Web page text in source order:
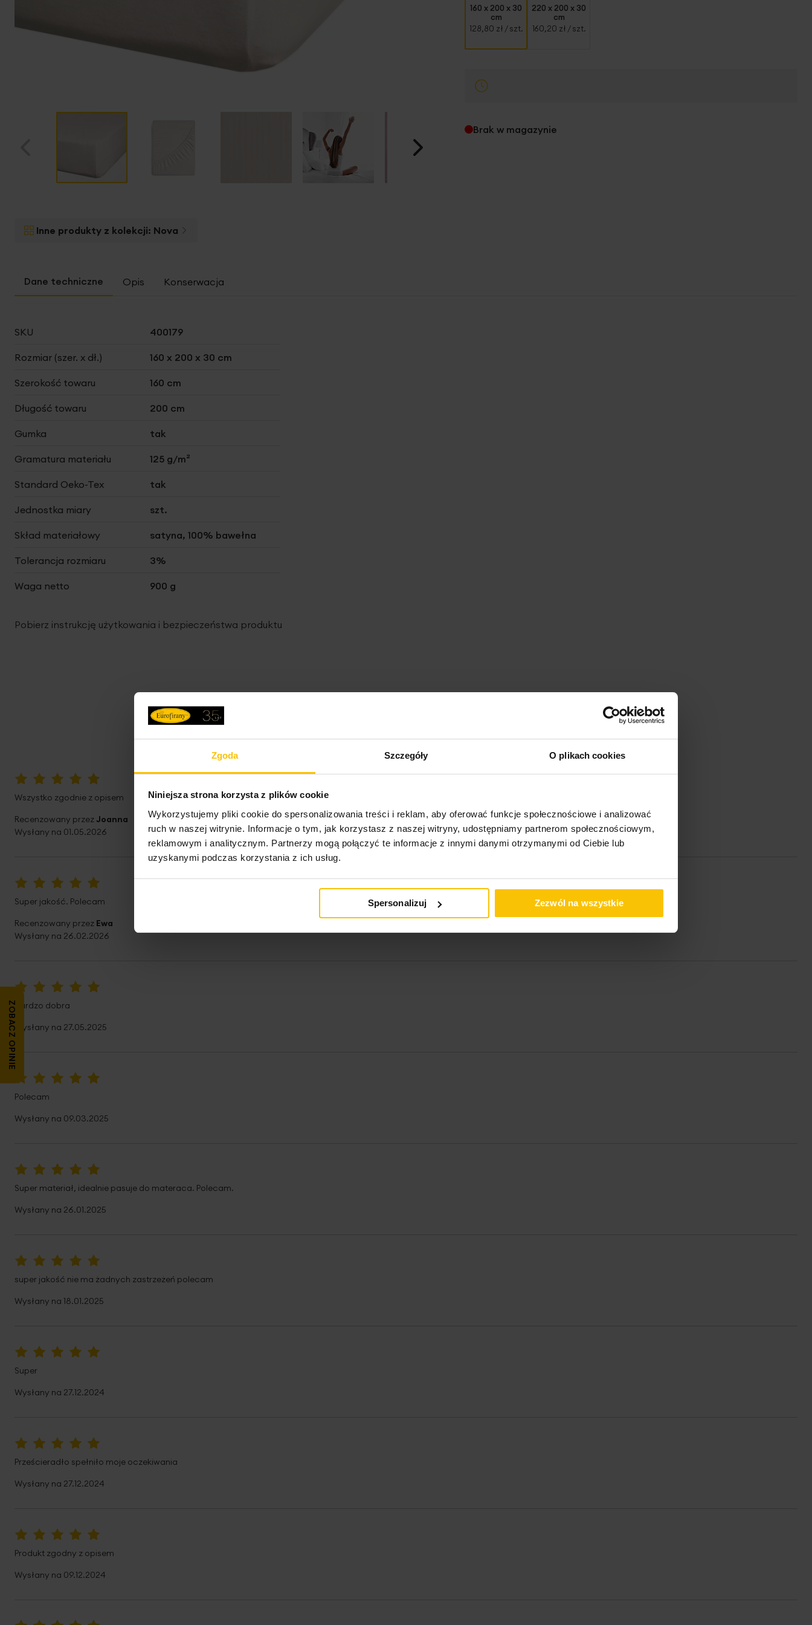
Zgoda Szczegóły O plikach cookies
Niniejsza strona korzysta z plików cookie
Wykorzystujemy pliki cookie do spersonalizowania treści i reklam, aby oferować funkcje społecznościowe i analizować
ruch w naszej witrynie. Informacje o tym, jak korzystasz z naszej witryny, udostępniamy partnerom społecznościowym,
reklamowym i analitycznym. Partnerzy mogą połączyć te informacje z innymi danymi otrzymanymi od Ciebie lub
uzyskanymi podczas korzystania z ich usług.
Spersonalizuj Zezwól na wszystkie
początek
galerii
160 x 200 x 30
cm
128,80 zł / szt.
220 x 200 x 30
cm
160,20 zł / szt.
Brak w magazynie
Inne produkty z kolekcji: Nova
Opis Konserwacja
Więcej
SKU 400179
Rozmiar (szer. x dł.) 160 x 200 x 30 cm
Szerokość towaru 160 cm
Długość towaru 200 cm
Gumka tak
Gramatura materiału 125 g/m²
Standard Oeko-Tex tak
Jednostka miary szt.
Skład materiałowy satyna, 100% bawełna
Tolerancja rozmiaru 3%
Waga netto 900 g
Pobierz instrukcję użytkowania i bezpieczeństwa produktu
Wszystko zgodnie z opisem
Recenzowany przez Joanna
Wysłany na 01.05.2026
Super jakość. Polecam
Recenzowany przez Ewa
Wysłany na 26.02.2026
100%
Bardzo dobra
Wysłany na 27.05.2025
Polecam
Wysłany na 09.03.2025
Super materiał, idealnie pasuje do materaca. Polecam.
Wysłany na 26.01.2025
super jakość nie ma żadnych zastrzeżeń polecam
Wysłany na 18.01.2025
Super
Wysłany na 27.12.2024
Prześcieradło spełniło moje oczekiwania
Wysłany na 27.12.2024
Produkt zgodny z opisem
Wysłany na 09.12.2024
ZOBACZ OPINIE